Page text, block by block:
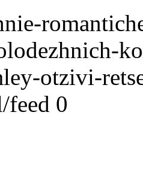
otzivi-
feed 0